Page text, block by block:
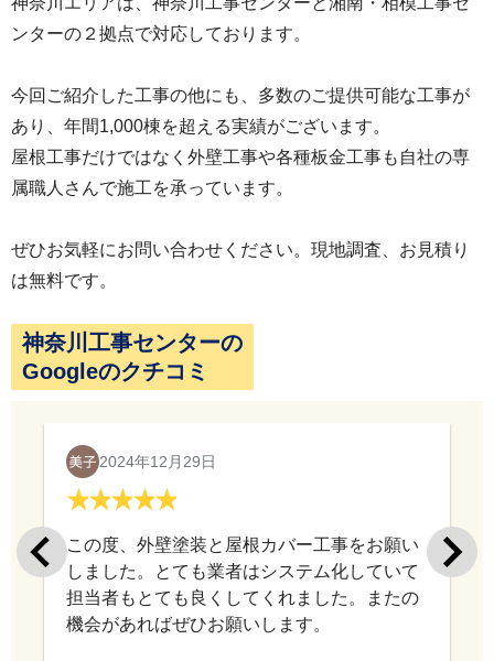
既存の壁の上から透湿防水シートを施工。さらに
作ることで、結露を防ぎ、建物の腐食を防止しま
す。
す。ベージュ系の落ち着いた色調とモダンな横ラ
インのデザインで、お住まいの印象がガラリと新
しくなっています。
ンターの２拠点で対応しております。
今回ご紹介した工事の他にも、多数のご提供可能な工事が
あり、年間1,000棟を超える実績がございます。
屋根工事だけではなく外壁工事や各種板金工事も自社の専
属職人さんで施工を承っています。
ぜひお気軽にお問い合わせください。現地調査、お見積り
は無料です。
神奈川工事センターの
Googleのクチコミ
2024年12月29日
この度、外壁塗装と屋根カバー工事をお願い
しました。とても業者はシステム化していて
担当者もとても良くしてくれました。またの
機会があればぜひお願いします。